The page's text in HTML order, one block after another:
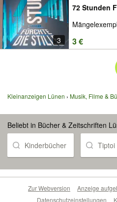
3
72 Stunden
3 €
Kleinanzeigen Lünen Musik, Filme &
Beliebt in Bücher & Zeitschriften
Kinderbücher Tiptoi
Zur Webversion Anzeige
Datenschutzeinstellungen